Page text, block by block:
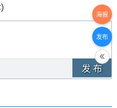
海报
发布
发 布